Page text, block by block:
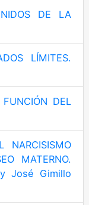
DE LA
LÍMITES.
DEL
MATERNO.
José Gimillo